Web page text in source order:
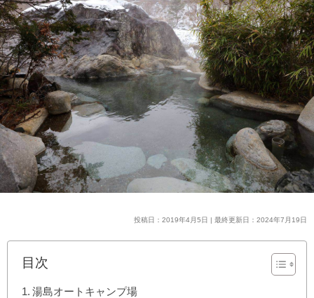
投稿日：2019年4月5日 | 最終更新日：2024年7月19日
目次
湯島オートキャンプ場